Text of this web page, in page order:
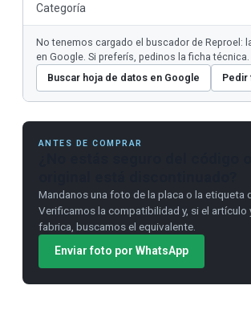
Categoría
No tenemos cargado el buscador de Reproel:
en Google. Si preferís, pedinos la ficha técnica.
Buscar hoja de datos en Google
Pedir
ANTES DE COMPRAR
Mandanos una foto de la placa o la etiqueta
Verificamos la compatibilidad y, si el artículo
fabrica, buscamos el equivalente.
Enviar foto por WhatsApp